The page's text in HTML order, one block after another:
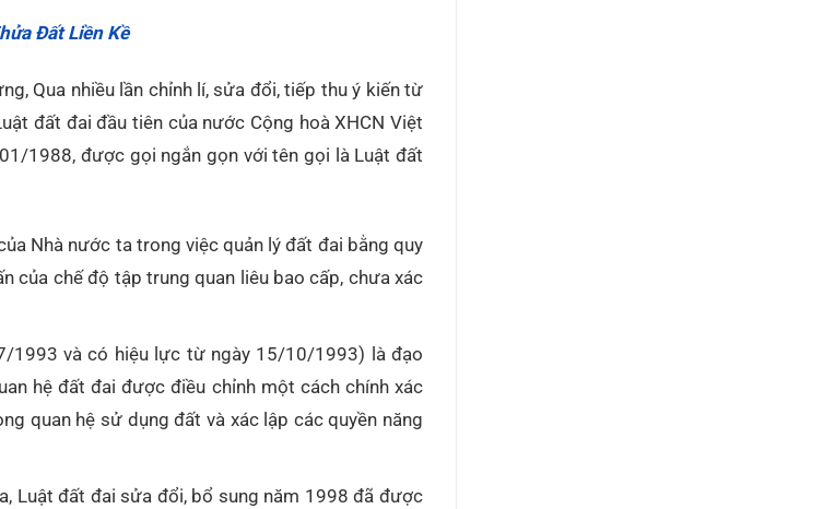
Đất Liền Kề
Qua nhiều lần chỉnh lí, sửa đổi, tiếp thu ý kiến từ
đất đai đầu tiên của nước Cộng hoà XHCN Việt
1988, được gọi ngắn gọn với tên gọi là Luật đất
Nhà nước ta trong việc quản lý đất đai bằng quy
của chế độ tập trung quan liêu bao cấp, chưa xác
1993 và có hiệu lực từ ngày 15/10/1993) là đạo
hệ đất đai được điều chỉnh một cách chính xác
quan hệ sử dụng đất và xác lập các quyền năng
Luật đất đai sửa đổi, bổ sung năm 1998 đã được